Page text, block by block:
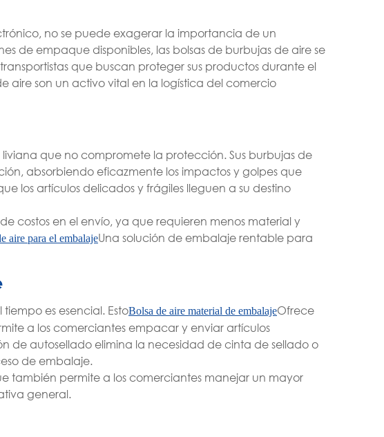
no se puede exagerar la importancia de un
de empaque disponibles, las bolsas de burbujas de aire se
que buscan proteger sus productos durante el
aire son un activo vital en la logística del comercio
que no compromete la protección. Sus burbujas de
absorbiendo eficazmente los impactos y golpes que
los artículos delicados y frágiles lleguen a su destino
costos en el envío, ya que requieren menos material y
aire para el embalajeUna solución de embalaje rentable para
es esencial. EstoBolsa de aire material de embalajeOfrece
a los comerciantes empacar y enviar artículos
de autosellado elimina la necesidad de cinta de sellado o
de embalaje.
también permite a los comerciantes manejar un mayor
general.